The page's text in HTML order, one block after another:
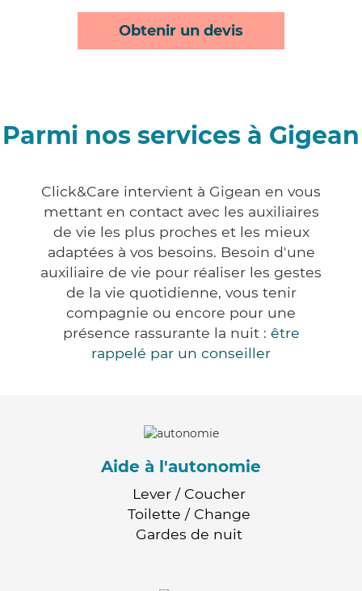
Obtenir un devis
Parmi nos services à Gigean
Click&Care intervient à Gigean en vous
mettant en contact avec les auxiliaires
de vie les plus proches et les mieux
adaptées à vos besoins. Besoin d'une
auxiliaire de vie pour réaliser les gestes
de la vie quotidienne, vous tenir
compagnie ou encore pour une
présence rassurante la nuit : être
rappelé par un conseiller
Aide à l'autonomie
Lever / Coucher
Toilette / Change
Gardes de nuit